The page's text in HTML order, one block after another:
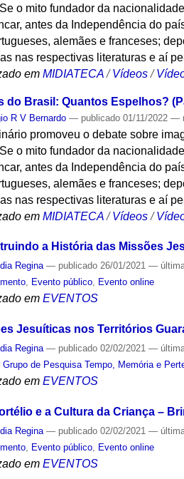
o mito fundador da
antes da Independência do
alemães e franceses;
nas respectivas literaturas e aí
em MIDIATECA /Vídeos /
do Brasil: Quantos Espelhos?
R V Bernardo — publicado 01/11/2022—
promoveu o debate sobre
o mito fundador da
antes da Independência do
alemães e franceses;
nas respectivas literaturas e aí
em MIDIATECA /Vídeos /
a História das Missões
Regina — publicado 26/01/2021—
, Evento público, Evento online
em EVENTOS
Jesuíticas nos Territórios
Regina — publicado 02/02/2021—
,Grupo de Pesquisa Tempo, Memória e
em EVENTOS
e a Cultura da Criança –
Regina — publicado 02/02/2021—
Evento público Evento online
em EVENTOS